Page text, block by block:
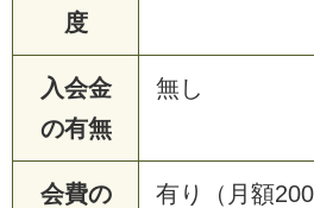
度
入会金
の有無
無し
会費の
有り（月額